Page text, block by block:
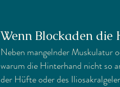
Wenn Blockaden die
Neben mangelnder Muskulatur
warum die Hinterhand nicht so
der Hüfte oder des